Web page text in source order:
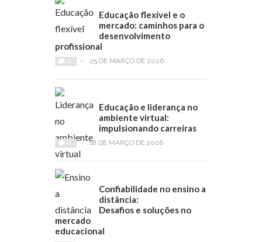
Educação flexível e o
mercado: caminhos para o
desenvolvimento
profissional
- 25 DE MARÇO DE 2026
Educação e liderança no
ambiente virtual:
impulsionando carreiras
- 18 DE MARÇO DE 2026
Confiabilidade no ensino a
distância:
Desafios e soluções no
mercado
educacional